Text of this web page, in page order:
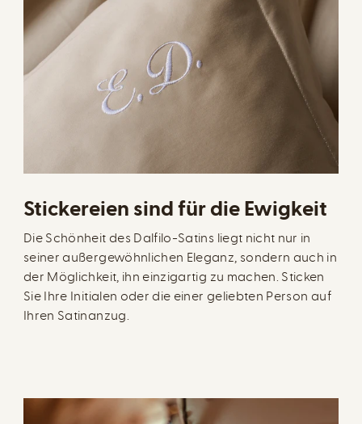
Stickereien sind für die Ewigkeit
Die Schönheit des Dalfilo-Satins liegt nicht nur in
seiner außergewöhnlichen Eleganz, sondern auch in
der Möglichkeit, ihn einzigartig zu machen. Sticken
Sie Ihre Initialen oder die einer geliebten Person auf
Ihren Satinanzug.